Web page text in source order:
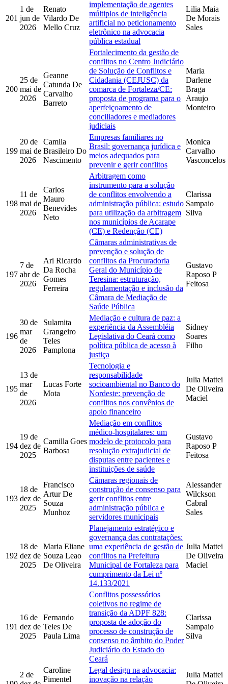
201
1 de
jun de
2026
Renato
Vilardo De
Mello Cruz
implementação de agentes
múltiplos de inteligência
artificial no peticionamento
eletrônico na advocacia
pública estadual
Lilia Maia
De Morais
Sales
200
25 de
mai de
2026
Geanne
Catunda De
Carvalho
Barreto
Fortalecimento da gestão de
conflitos no Centro Judiciário
de Solução de Conflitos e
Cidadania (CEJUSC) da
comarca de Fortaleza/CE:
proposta de programa para o
aperfeiçoamento de
conciliadores e mediadores
judiciais
Maria
Darlene
Braga
Araujo
Monteiro
199
20 de
mai de
2026
Camila
Brasileiro Do
Nascimento
Empresas familiares no
Brasil: governança jurídica e
meios adequados para
prevenir e gerir conflitos
Monica
Carvalho
Vasconcelos
198
11 de
mai de
2026
Carlos
Mauro
Benevides
Neto
Arbitragem como
instrumento para a solução
de conflitos envolvendo a
administração pública: estudo
para utilização da arbitragem
nos municípios de Acarape
(CE) e Redenção (CE)
Clarissa
Sampaio
Silva
197
7 de
abr de
2026
Ari Ricardo
Da Rocha
Gomes
Ferreira
Câmaras administrativas de
prevenção e solução de
conflitos da Procuradoria
Geral do Município de
Teresina: estruturação,
regulamentação e inclusão da
Câmara de Mediação de
Saúde Pública
Gustavo
Raposo P
Feitosa
196
30 de
mar
de
2026
Sulamita
Grangeiro
Teles
Pamplona
Mediação e cultura de paz: a
experiência da Assembléia
Legislativa do Ceará como
política pública de acesso à
justiça
Sidney
Soares
Filho
195
13 de
mar
de
2026
Lucas Forte
Mota
Tecnologia e
responsabilidade
socioambiental no Banco do
Nordeste: prevenção de
conflitos nos convênios de
apoio financeiro
Julia Mattei
De Oliveira
Maciel
194
19 de
dez de
2025
Camilla Goes
Barbosa
Mediação em conflitos
médico-hospitalares: um
modelo de protocolo para
resolução extrajudicial de
disputas entre pacientes e
instituições de saúde
Gustavo
Raposo P
Feitosa
193
18 de
dez de
2025
Francisco
Artur De
Souza
Munhoz
Câmaras regionais de
construção de consenso para
gerir conflitos entre
administração pública e
servidores municipais
Alessander
Wilckson
Cabral
Sales
192
18 de
dez de
2025
Maria Eliane
Souza Leao
De Oliveira
Planejamento estratégico e
governança das contratações:
uma experiência de gestão de
conflitos na Prefeitura
Municipal de Fortaleza para
cumprimento da Lei nº
14.133/2021
Julia Mattei
De Oliveira
Maciel
191
16 de
dez de
2025
Fernando
Teles De
Paula Lima
Conflitos possessórios
coletivos no regime de
transição da ADPF 828:
proposta de adoção do
processo de construção de
consenso no âmbito do Poder
Judiciário do Estado do
Ceará
Clarissa
Sampaio
Silva
2 de
Caroline
Pimentel
Legal design na advocacia:
inovação na relação
Julia Mattei